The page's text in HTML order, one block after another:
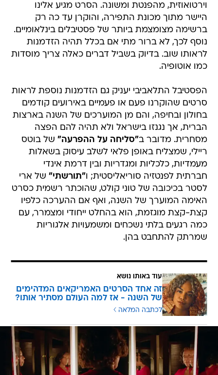
וירטואוזית, מהפנטת ומשונה. הסרט מגיע אלינו
היישר מתוך מכונת התפירה, והוקרן עד כה רק
ברשימה מצומצמת ביותר של פסטיבלים בינלאומיים.
נוסף לכך, לא ברור מתי אם בכלל תהיה הזדמנות
לראותו שוב. בדיוק בשביל דברים כאלה צריך מוסדות
כמו אוטופיה.
הפסטיבל התלאביבי יעניק גם הזדמנות נוספת לראות
סרטים שהוקרנו פעם או פעמיים באירועים קודמים
בחולון ובחיפה, והם מן המוערכים של השנה בארצות
הברית, אך נגנזו בישראל ולא תהיה להם הפצה
מסחרית. מדובר ב"סליחה על ההפרעה" של בוטס
ריילי, שמצליח באופן פלאי לשלב עיסוק בשאלות
מעמדיות, כלכליות ומגדריות ובין דרמת אינדי
חברתית לפנטזיה סוריאליסטית; ו"תורשתי" של ארי
לסטר בכיכובה של טוני קולט, שהוכתר רשמית כסרט
האימה המוערך של השנה, ואף אם ההערכה כלפיו
קצת-קצת מוגזמת, הוא בהחלט ייחודי ומצמרר, עם
כמה רגעים בלתי נשכחים ומשמעויות אלגוריות
שמרתק להתחבט בהן.
עוד באותו נושא
זה אחד הסרטים האמריקאים המדהימים
של השנה - אז למה העולם מסתיר אותו?
לכתבה המלאה